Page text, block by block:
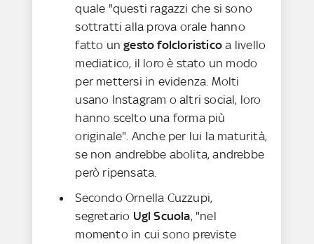
quale "questi ragazzi che si sono
sottratti alla prova orale hanno
fatto ungesto folcloristico a livello
mediatico, il loro è stato un modo
per mettersi in evidenza. Molti
usano Instagram o altri social, loro
hanno scelto una forma più
originale". Anche per lui la maturità,
se non andrebbe abolita, andrebbe
però ripensata.
Secondo Ornella Cuzzupi,
segretario Ugl Scuola, "nel
momento in cui sono previste